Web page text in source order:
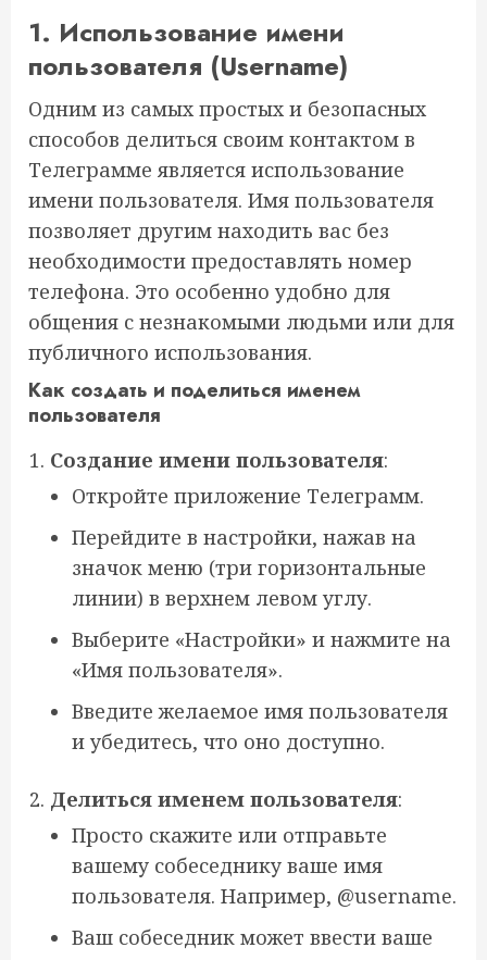
1. Использование имени
пользователя (Username)
Одним из самых простых и безопасных
способов делиться своим контактом в
Телеграмме является использование
имени пользователя. Имя пользователя
позволяет другим находить вас без
необходимости предоставлять номер
телефона. Это особенно удобно для
общения с незнакомыми людьми или для
публичного использования.
Как создать и поделиться именем
пользователя
Создание имени пользователя:
Откройте приложение Телеграмм.
Перейдите в настройки, нажав на
значок меню (три горизонтальные
линии) в верхнем левом углу.
Выберите «Настройки» и нажмите на
«Имя пользователя».
Введите желаемое имя пользователя
и убедитесь, что оно доступно.
Делиться именем пользователя:
Просто скажите или отправьте
вашему собеседнику ваше имя
пользователя. Например, @username.
Ваш собеседник может ввести ваше